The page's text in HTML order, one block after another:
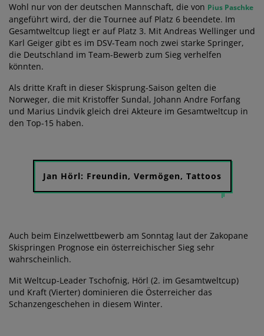
Wohl nur von der deutschen Mannschaft, die von Pius Paschke
angeführt wird, der die Tournee auf Platz 6 beendete. Im
Gesamtweltcup liegt er auf Platz 3. Mit Andreas Wellinger und
Karl Geiger gibt es im DSV-Team noch zwei starke Springer,
die Deutschland im Team-Bewerb zum Sieg verhelfen
könnten.
Als dritte Kraft in dieser Skisprung-Saison gelten die
Norweger, die mit Kristoffer Sundal, Johann Andre Forfang
und Marius Lindvik gleich drei Akteure im Gesamtweltcup in
den Top-15 haben.
Jan Hörl: Freundin, Vermögen, Tattoos
Auch beim Einzelwettbewerb am Sonntag laut der Zakopane
Skispringen Prognose ein österreichischer Sieg sehr
wahrscheinlich.
Mit Weltcup-Leader Tschofnig, Hörl (2. im Gesamtweltcup)
und Kraft (Vierter) dominieren die Österreicher das
Schanzengeschehen in diesem Winter.